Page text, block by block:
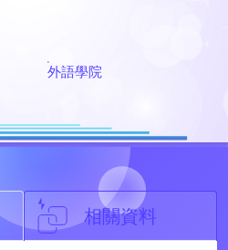
外語學院
相關資料